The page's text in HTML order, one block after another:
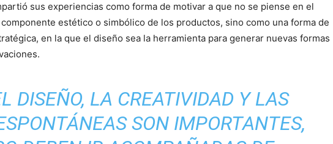
sus experiencias como forma de motivar a que no se piense en el
estético o simbólico de los productos, sino como una forma de
en la que el diseño sea la herramienta para generar nuevas formas
DISEÑO, LA CREATIVIDAD Y LAS
SON IMPORTANTES,